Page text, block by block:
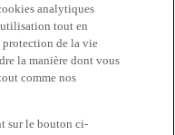
analytiques
tout en
protection de la vie
la manière dont vous
comme nos
sur le bouton ci-